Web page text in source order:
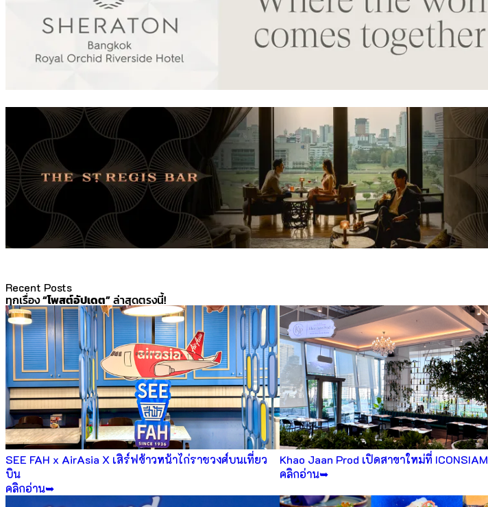
Recent Posts
ทุกเรื่อง“โพสต์อัปเดต”ล่าสุดตรงนี้!
SEE FAH x AirAsia X เสิร์ฟข้าวหน้าไก่ราชวงศ์บนเที่ยว
บิน
คลิกอ่าน➥
Khao Jaan Prod เปิดสาขาใหม่ที่ ICONSIAM
คลิกอ่าน➥